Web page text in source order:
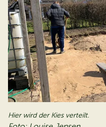
Hier wird der Kies verteilt.